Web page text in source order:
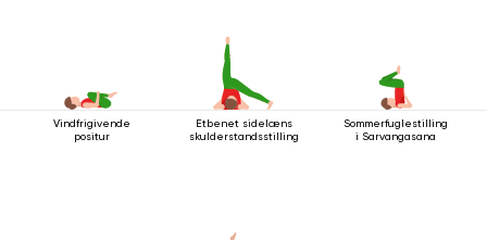
Vindfrigivende
positur
Etbenet sidelæns
skulderstandsstilling
Sommerfuglestilling
i Sarvangasana